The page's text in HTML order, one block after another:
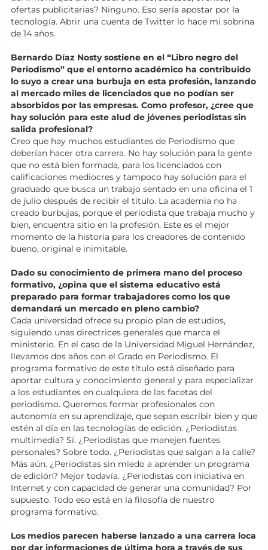
ofertas publicitarias? Ninguno. Eso sería apostar por la
tecnología. Abrir una cuenta de Twitter lo hace mi sobrina
de 14 años.
Bernardo Díaz Nosty sostiene en el “Libro negro del
Periodismo” que el entorno académico ha contribuido
lo suyo a crear una burbuja en esta profesión, lanzando
al mercado miles de licenciados que no podían ser
absorbidos por las empresas. Como profesor, ¿cree que
hay solución para este alud de jóvenes periodistas sin
salida profesional?
Creo que hay muchos estudiantes de Periodismo que
deberían hacer otra carrera. No hay solución para la gente
que no está bien formada, para los licenciados con
calificaciones mediocres y tampoco hay solución para el
graduado que busca un trabajo sentado en una oficina el 1
de julio después de recibir el título. La academia no ha
creado burbujas, porque el periodista que trabaja mucho y
bien, encuentra sitio en la profesión. Este es el mejor
momento de la historia para los creadores de contenido
bueno, original e inimitable.
Dado su conocimiento de primera mano del proceso
formativo, ¿opina que el sistema educativo está
preparado para formar trabajadores como los que
demandará un mercado en pleno cambio?
Cada universidad ofrece su propio plan de estudios,
siguiendo unas directrices generales que marca el
ministerio. En el caso de la Universidad Miguel Hernández,
llevamos dos años con el Grado en Periodismo. El
programa formativo de este título está diseñado para
aportar cultura y conocimiento general y para especializar
a los estudiantes en cualquiera de las facetas del
periodismo. Queremos formar profesionales con
autonomía en su aprendizaje, que sepan escribir bien y que
estén al día en las tecnologías de edición. ¿Periodistas
multimedia? Sí. ¿Periodistas que manejen fuentes
personales? Sobre todo. ¿Periodistas que salgan a la calle?
Más aún. ¿Periodistas sin miedo a aprender un programa
de edición? Mejor todavía. ¿Periodistas con iniciativa en
Internet y con capacidad de generar una comunidad? Por
supuesto. Todo eso está en la filosofía de nuestro
programa formativo.
Los medios parecen haberse lanzado a una carrera loca
por dar informaciones de última hora a través de sus